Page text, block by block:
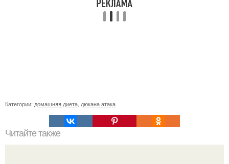
Категории: домашняя диета дюкана атака
Читайте также